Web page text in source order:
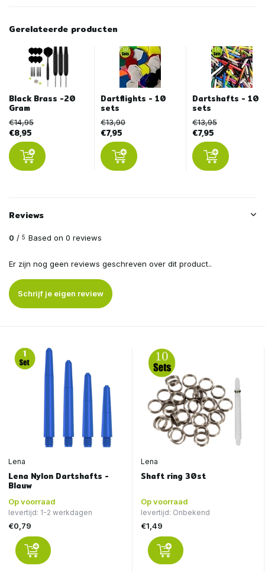
Gerelateerde producten
Black Brass -20
Gram
€14,95
€8,95
Dartflights - 10
sets
€13,90
€7,95
Dartshafts - 10
sets
€13,95
€7,95
Reviews
0 / 5 Based on 0 reviews
Er zijn nog geen reviews geschreven over dit product..
Schrijf je eigen review
Lena
Lena Nylon Dartshafts -
Blauw
Op voorraad
levertijd: 1-2 werkdagen
€0,79
Lena
Shaft ring 30st
Op voorraad
levertijd: Onbekend
€1,49